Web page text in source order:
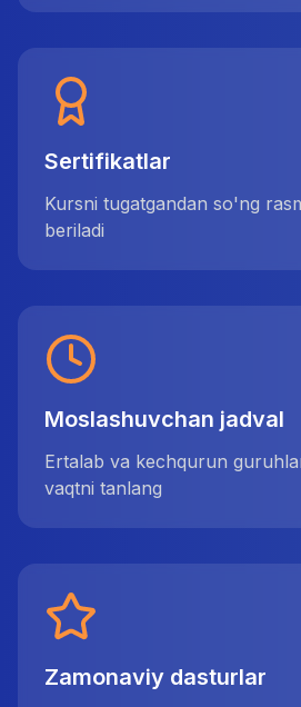
Sertifikatlar
Kursni tugatgandan so'ng
beriladi
Moslashuvchan jadval
Ertalab va kechqurun
vaqtni tanlang
Zamonaviy dasturlar